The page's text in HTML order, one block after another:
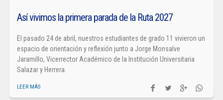
Así vivimos la primera parada de la Ruta 2027
El pasado 24 de abril, nuestros estudiantes de grado 11 vivieron un
espacio de orientación y reflexión junto a Jorge Monsalve
Jaramillo, Vicerrector Académico de la Institución Universitaria
Salazar y Herrera.
LEER MÁS